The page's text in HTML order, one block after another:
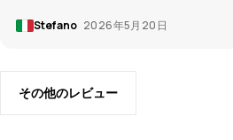
Stefano 2026年5月20日
その他のレビュー